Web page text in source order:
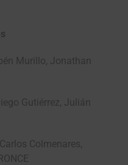
Murillo, Jonathan
Gutiérrez, Julián
Colmenares,